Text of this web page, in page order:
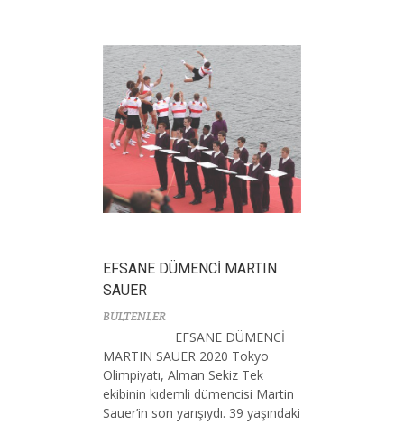
EFSANE DÜMENCİ MARTIN
SAUER
BÜLTENLER
EFSANE DÜMENCİ
MARTIN SAUER 2020 Tokyo
Olimpiyatı, Alman Sekiz Tek
ekibinin kıdemli dümencisi Martin
Sauer’in son yarışıydı. 39 yaşındaki